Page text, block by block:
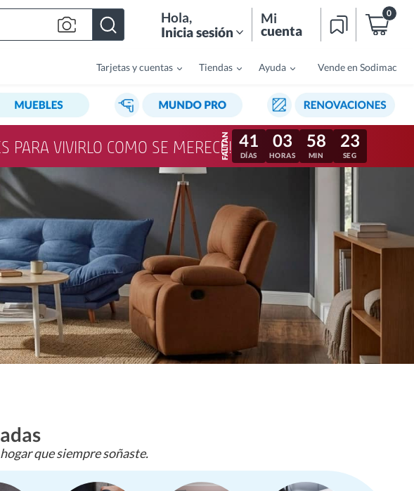
Hola,
Inicia sesión
Mi
cuenta
0
Tarjetas y cuentas Tiendas Ayuda Vende en Sodimac
PARA VIVIRLO COMO SE MERECE! 41
DÍAS
03
HORAS
58
MIN
20
SEG
que siempre soñaste.